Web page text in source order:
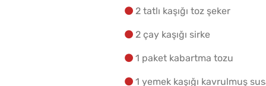
2 tatlı kaşığı toz şeker
2 çay kaşığı sirke
1 paket kabartma tozu
1 yemek kaşığı kavrulmuş